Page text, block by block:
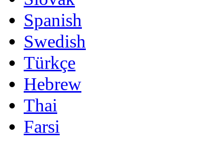
Spanish
Swedish
Türkçe
Hebrew
Thai
Farsi